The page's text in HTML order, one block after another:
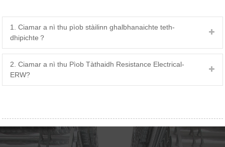
1. Ciamar a nì thu pìob stàilinn ghalbhanaichte teth-
dhipichte？
2. Ciamar a nì thu Pìob Tàthaidh Resistance Electrical-
ERW?